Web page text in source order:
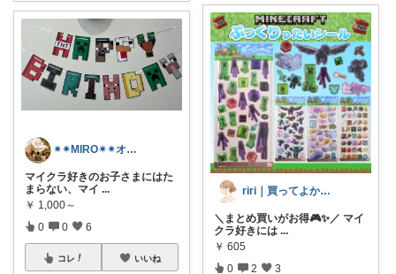
✴︎✴︎MIRO✴︎✴︎オススメroom
マイクラ好きのお子さまにはた
まらない、マイ ...
￥ 1,000～
0 0 6
コレ いいね
riri｜買ってよかったママ服🕊️
＼まとめ買いがお得🎮✨／ マイ
クラ好きには ...
￥ 605
0 2 3